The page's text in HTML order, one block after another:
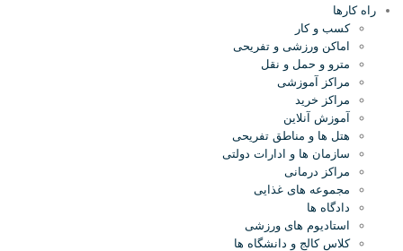
راه کارها
کسب و کار
اماکن ورزشی و تفریحی
مترو و حمل و نقل
مراکز آموزشی
مراکز خرید
آموزش آنلاین
هتل ها و مناطق تفریحی
سازمان ها و ادارات دولتی
مراکز درمانی
مجموعه های غذایی
دادگاه ها
استادیوم های ورزشی
کلاس کالج و دانشگاه ها